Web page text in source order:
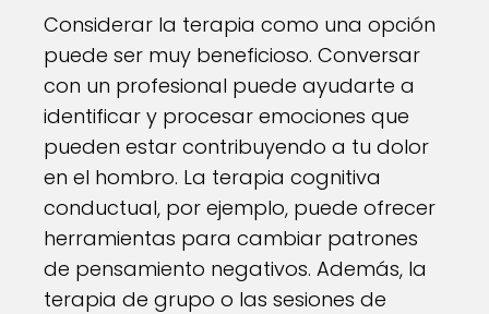
Considerar la terapia como una opción
puede ser muy beneficioso. Conversar
con un profesional puede ayudarte a
identificar y procesar emociones que
pueden estar contribuyendo a tu dolor
en el hombro. La terapia cognitiva
conductual, por ejemplo, puede ofrecer
herramientas para cambiar patrones
de pensamiento negativos. Además, la
terapia de grupo o las sesiones de